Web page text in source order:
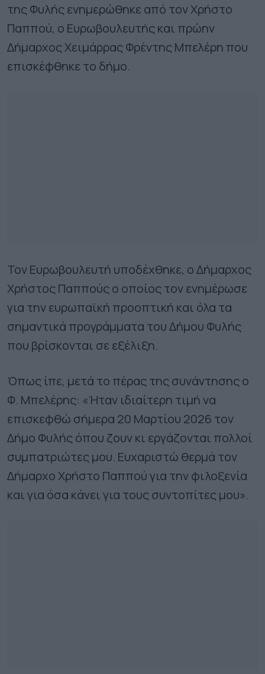
της Φυλής ενημερώθηκε από τον Χρήστο
Παππού, ο Ευρωβουλευτής και πρώην
Δήμαρχος Χειμάρρας Φρέντης Μπελέρη που
επισκέφθηκε το δήμο.
Τον Ευρωβουλευτή υποδέχθηκε, ο Δήμαρχος
Χρήστος Παππούς ο οποίος τον ενημέρωσε
για την ευρωπαϊκή προοπτική και όλα τα
σημαντικά προγράμματα του Δήμου Φυλής
που βρίσκονται σε εξέλιξη.
Όπως ίπε, μετά το πέρας της συνάντησης ο
Φ. Μπελέρης: «Ήταν ιδιαίτερη τιμή να
επισκεφθώ σήμερα 20 Μαρτίου 2026 τον
Δήμο Φυλής όπου ζουν κι εργάζονται πολλοί
συμπατριώτες μου. Ευχαριστώ θερμά τον
Δήμαρχο Χρήστο Παππού για την φιλοξενία
και για όσα κάνει για τους συντοπίτες μου».